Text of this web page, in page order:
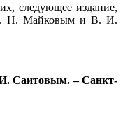
следующее издание,
Л. Н. Майковым и В. И.
Саитовым. – Санкт-